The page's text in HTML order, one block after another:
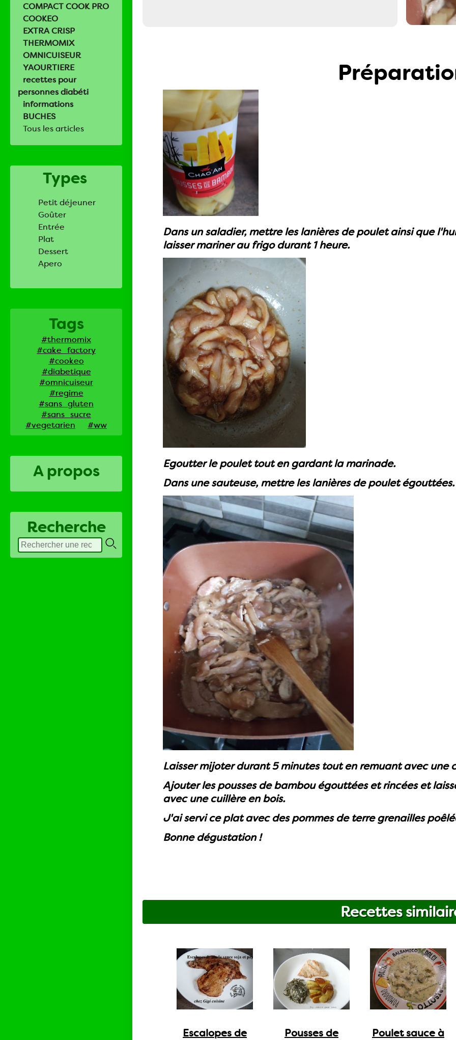
COMPACT COOK PRO
COOKEO
EXTRA CRISP
THERMOMIX
OMNICUISEUR
YAOURTIERE
recettes pour
personnes diabéti
informations
BUCHES
Tous les articles
Types
Petit déjeuner
Goûter
Entrée
Plat
Dessert
Apero
Tags
#thermomix
#cake_factory
#cookeo
#diabetique
#omnicuiseur
#regime
#sans_gluten
#sans_sucre
#vegetarien
#ww
A propos
Recherche
Dans un saladier, mettre les lanières de poulet ainsi que
laisser mariner au frigo durant 1 heure.
Egoutter le poulet tout en gardant la marinade.
Dans une sauteuse, mettre les lanières de poulet égouttées.
Laisser mijoter durant 5 minutes tout en remuant avec une
Ajouter les pousses de bambou égouttées et rincées et
avec une cuillère en bois.
J'ai servi ce plat avec des pommes de terre grenailles
Bonne dégustation !
Recettes
Escalopes de
Pousses de
Poulet sauce à